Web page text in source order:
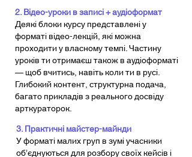
2. Відео-уроки в записі + аудіоформат
Деякі блоки курсу представлені у
форматі відео-лекцій, які можна
проходити у власному темпі. Частину
уроків ти отримаєш також в аудіоформаті
— щоб вчитись, навіть коли ти в русі.
Глибокий контент, структурна подача,
багато прикладів з реального досвіду
арткураторок.
3. Практичні майстер-майнди
У форматі малих груп в зумі учасники
об’єднуються для розбору своїх кейсів і